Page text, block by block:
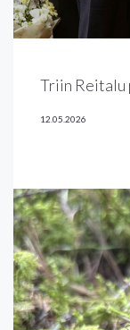
Triin Reitalu
12.05.2026